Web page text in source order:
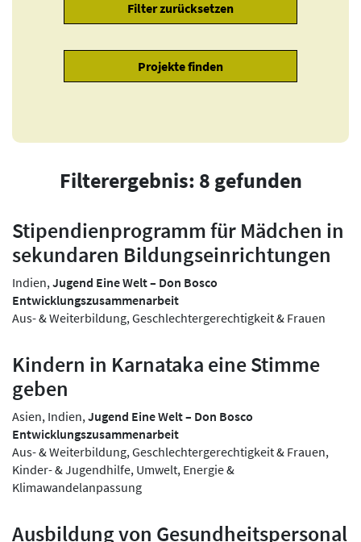
Filterergebnis: 8 gefunden
Stipendienprogramm für Mädchen in
sekundaren Bildungseinrichtungen
Indien, Jugend Eine Welt – Don Bosco
Entwicklungszusammenarbeit
Aus- & Weiterbildung, Geschlechtergerechtigkeit & Frauen
Kindern in Karnataka eine Stimme
geben
Asien, Indien, Jugend Eine Welt – Don Bosco
Entwicklungszusammenarbeit
Aus- & Weiterbildung, Geschlechtergerechtigkeit & Frauen,
Kinder- & Jugendhilfe, Umwelt, Energie &
Klimawandelanpassung
Ausbildung von Gesundheitspersonal